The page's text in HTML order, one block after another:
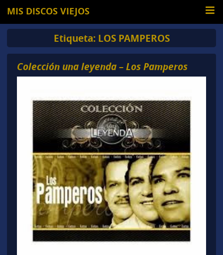
MIS DISCOS VIEJOS
Etiqueta: LOS PAMPEROS
Colección una leyenda – Los Pamperos